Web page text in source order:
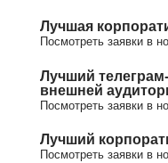
Лучшая
Посмотреть заявки в
Лучший
внешней
Посмотреть заявки в
Лучший
Посмотреть заявки в